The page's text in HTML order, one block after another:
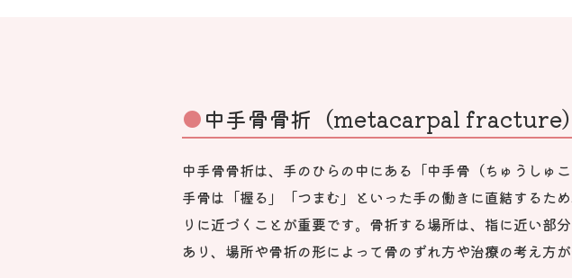
中手骨骨折（metacarpal fracture
中手骨骨折は、手のひらの中にある「中手骨（ちゅうしゅ
手骨は「握る」「つまむ」といった手の働きに直結するた
りに近づくことが重要です。骨折する場所は、指に近い部
あり、場所や骨折の形によって骨のずれ方や治療の考え方